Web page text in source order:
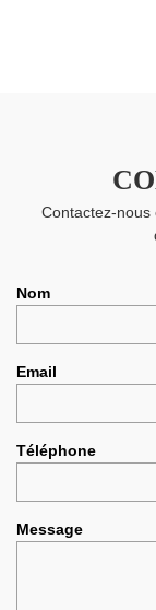
Contactez-nous
Nom
Email
Téléphone
Message